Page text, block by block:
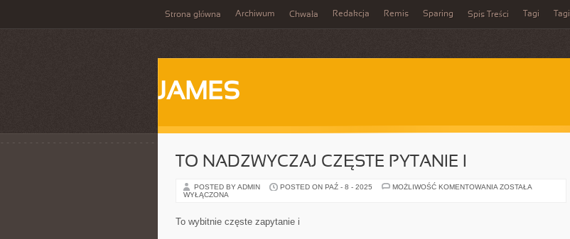
Strona główna Archiwum Chwała Redakcja Remis Sparing Spis Treści Tagi Tagi
JAMES
TO NADZWYCZAJ CZĘSTE PYTANIE I
POSTED BY ADMIN POSTED ON PAŹ - 8 - 2025 MOŻLIWOŚĆ KOMENTOWANIA TO
ZOSTAŁA
WYŁĄCZONA
To wybitnie częste zapytanie i